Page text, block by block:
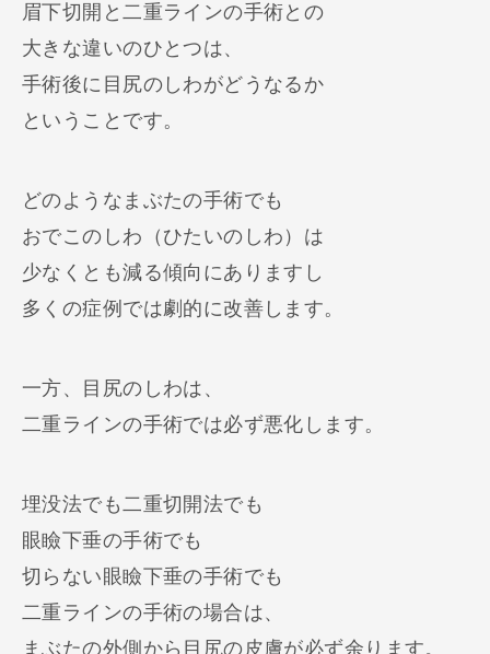
眉下切開と二重ラインの手術との
大きな違いのひとつは、
手術後に目尻のしわがどうなるか
ということです。
どのようなまぶたの手術でも
おでこのしわ（ひたいのしわ）は
少なくとも減る傾向にありますし
多くの症例では劇的に改善します。
一方、目尻のしわは、
二重ラインの手術では必ず悪化します。
埋没法でも二重切開法でも
眼瞼下垂の手術でも
切らない眼瞼下垂の手術でも
二重ラインの手術の場合は、
まぶたの外側から目尻の皮膚が必ず余ります。